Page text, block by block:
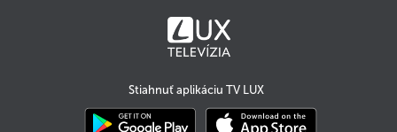
Stiahnuť aplikáciu TV LUX